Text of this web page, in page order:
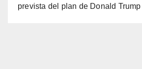
prevista del plan de Donald